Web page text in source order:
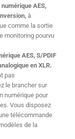
AES,
à
comme la sortie
monitoring pourvu
AES, S/PDIF
en XLR.
pas
le brancher sur
numérique pour
Vous disposez
télécommande
de la